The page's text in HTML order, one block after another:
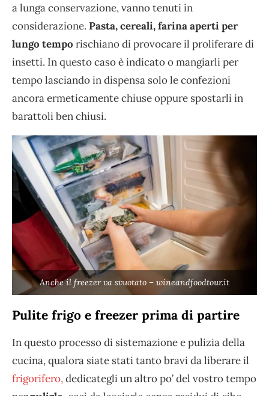
a lunga conservazione, vanno tenuti in
considerazione. Pasta, cereali, farina aperti per
lungo tempo rischiano di provocare il proliferare di
insetti. In questo caso è indicato o mangiarli per
tempo lasciando in dispensa solo le confezioni
ancora ermeticamente chiuse oppure spostarli in
barattoli ben chiusi.
Anche il freezer va svuotato – wineandfoodtour.it
Pulite frigo e freezer prima di partire
In questo processo di sistemazione e pulizia della
cucina, qualora siate stati tanto bravi da liberare il
frigorifero,dedicategli un altro po’ del vostro tempo